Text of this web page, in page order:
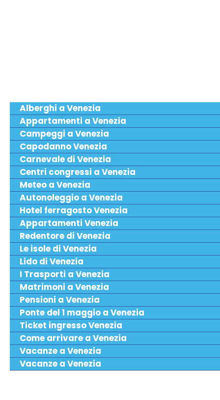
Alberghi a Venezia
Appartamenti a Venezia
Campeggi a Venezia
Capodanno Venezia
Carnevale di Venezia
Centri congressi a Venezia
Meteo a Venezia
Autonoleggio a Venezia
Hotel ferragosto Venezia
Appartamenti Venezia
Redentore di Venezia
Le isole di Venezia
Lido di Venezia
I Trasporti a Venezia
Matrimoni a Venezia
Pensioni a Venezia
Ponte del 1 maggio a Venezia
Ticket ingresso Venezia
Come arrivare a Venezia
Vacanze a Venezia
Vacanze a Venezia